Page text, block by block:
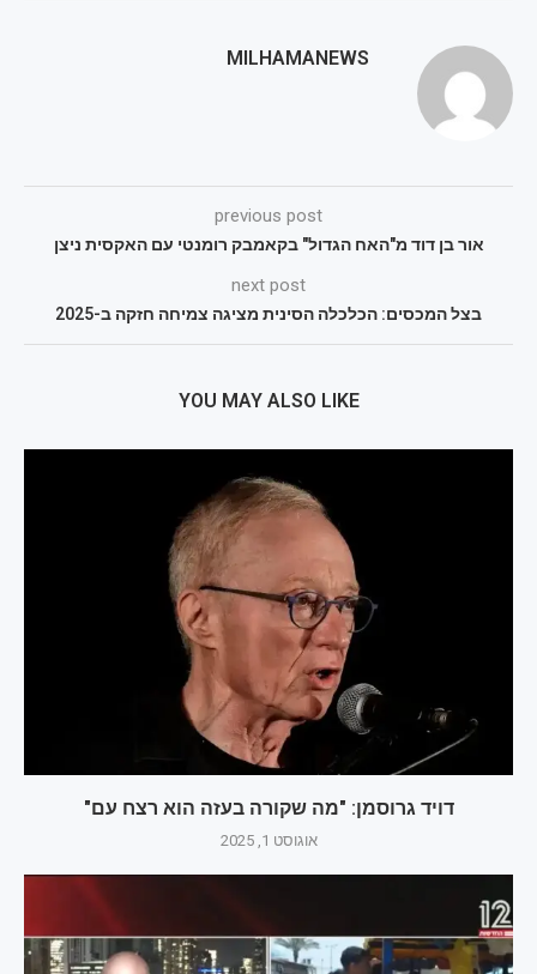
MILHAMANEWS
previous post
אור בן דוד מ"האח הגדול" בקאמבק רומנטי עם האקסית ניצן
next post
בצל המכסים: הכלכלה הסינית מציגה צמיחה חזקה ב-2025
YOU MAY ALSO LIKE
דויד גרוסמן: "מה שקורה בעזה הוא רצח עם"
אוגוסט 1, 2025